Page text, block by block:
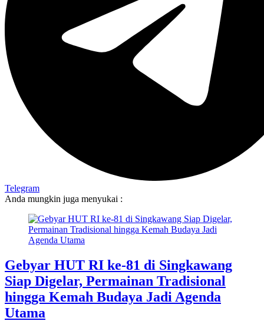
Telegram
Anda mungkin juga menyukai :
Gebyar HUT RI ke-81 di Singkawang
Siap Digelar, Permainan Tradisional
hingga Kemah Budaya Jadi Agenda
Utama